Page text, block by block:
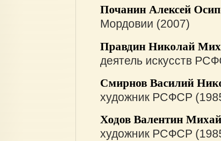
Почанин Алексей
Мордовии (2007)
Правдин Николай
деятель искусств
Смирнов Василий
художник РСФСР
Ходов Валентин
художник РСФСР